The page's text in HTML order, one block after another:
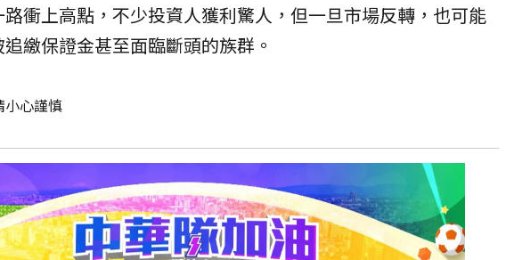
衝上高點，不少投資人獲利驚人，但一旦市場反轉，也可能
繳保證金甚至面臨斷頭的族群。
小心謹慎